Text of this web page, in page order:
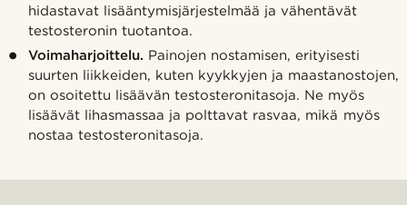
hidastavat lisääntymisjärjestelmää ja vähentävät
testosteronin tuotantoa.
Voimaharjoittelu. Painojen nostamisen, erityisesti
suurten liikkeiden, kuten kyykkyjen ja maastanostojen,
on osoitettu lisäävän testosteronitasoja. Ne myös
lisäävät lihasmassaa ja polttavat rasvaa, mikä myös
nostaa testosteronitasoja.